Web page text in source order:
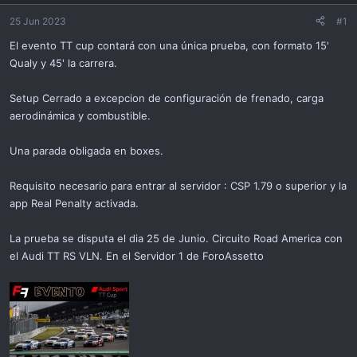
ó
25 Jun 2023 #1
El evento TT cup contará con una única prueba, con formato 15'
Qualy y 45' la carrera.
Setup Cerrado a excepcion de configuración de frenado, carga
aerodinámica y combustible.
Una parada obligada en boxes.
Requisito necesario para entrar al servidor : CSP 1.79 o superior y la
app Real Penalty activada.
La prueba se disputa el dia 25 de Junio. Circuito Road America con
el Audi TT RS VLN. En el Servidor 1 de ForoAssetto